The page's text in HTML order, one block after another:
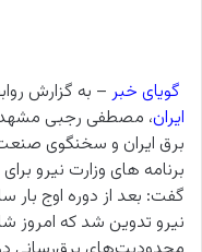
گویای خبر– به گزارش
ایران، مصطفی رجبی
برق ایران و سخنگوی
برنامه های وزارت نیرو
نیرو تدوین شد که امروز